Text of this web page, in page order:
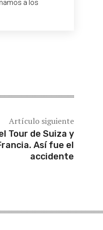
a los
Artículo siguiente
Tour de Suiza y
Así fue el
accidente